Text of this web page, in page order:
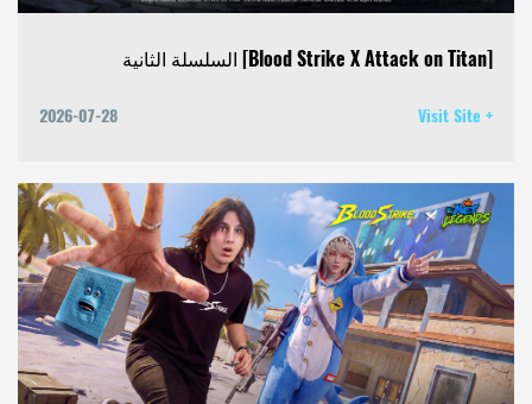
[Blood Strike X Attack on Titan] السلسلة الثانية
2026-07-28 Visit Site +